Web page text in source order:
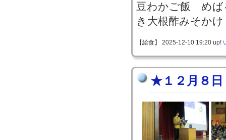
豆わかご飯 め
き大根酢みそか
【給食】 2025-12-10 19:20 up!
★１２月８日